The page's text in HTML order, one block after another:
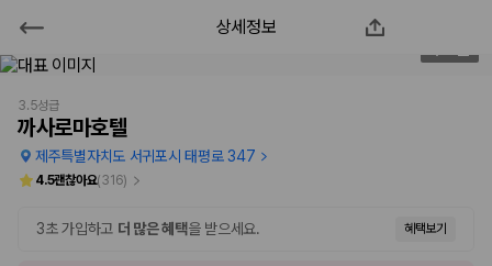
까사로마호텔
2000만 이용고객이 선택한 제주 렌트카 가격비교 플랫폼
상세정보
3.5성급
까사로마호텔
제주특별자치도 서귀포시 태평로 347
4.5괜찮아요(316)
3초 가입하고 더 많은 혜택을 받으세요. 혜택보기